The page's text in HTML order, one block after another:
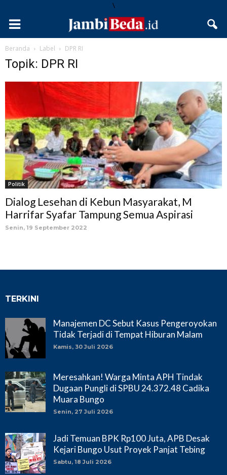
\
Beranda Label DPR RI
Topik: DPR RI
Politik
Dialog Lesehan di Kebun Masyarakat, M
Harrifar Syafar Tampung Semua Aspirasi
Senin, 19 September 2022
TERKINI
Manajemen DC Sebut Kasus Pengeroyokan
Tidak Terjadi di Tempat Hiburan Malam
Kamis, 30 Juli 2026
Meresahkan! Warga Minta APH Tindak
Dugaan Pungli di SPBU 24.372.48 Cadika
Muara Bungo
Senin, 27 Juli 2026
Jadi Temuan BPK Rp100 Juta, APB Desak
Kejari Bungo Usut Proyek Panjat Tebing
Sabtu, 18 Juli 2026